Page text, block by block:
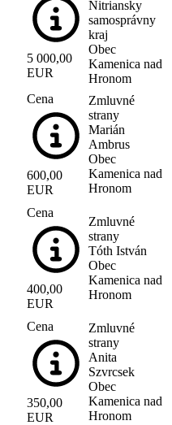
5 000,00
EUR
Nitriansky
samosprávny
kraj
Obec
Kamenica nad
Hronom
Cena
600,00
EUR
Zmluvné
strany
Marián
Ambrus
Obec
Kamenica nad
Hronom
Cena
400,00
EUR
Zmluvné
strany
Tóth István
Obec
Kamenica nad
Hronom
Cena
350,00
EUR
Zmluvné
strany
Anita
Szvrcsek
Obec
Kamenica nad
Hronom